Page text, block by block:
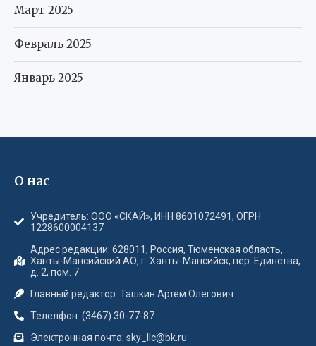
Март 2025
Февраль 2025
Январь 2025
О нас
Учредитель: ООО «СКАЙ», ИНН 8601072491, ОГРН
1228600004137
Адрес редакции: 628011, Россия, Тюменская область,
Ханты-Мансийский АО, г. Ханты-Мансийск, пер. Единства,
д. 2, пом. 7
Главный редактор: Ташкин Артём Олегович
Телелфон: (3467) 30-77-87
Электронная почта: sky_llc@bk.ru